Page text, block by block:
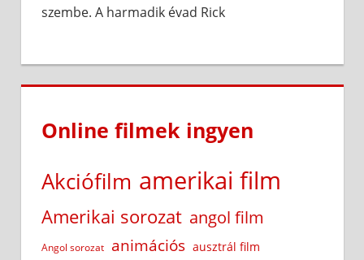
szembe. A harmadik évad Rick
Online filmek ingyen
Akciófilm amerikai film
Amerikai sorozat angol film
Angol sorozat animációs ausztrál film